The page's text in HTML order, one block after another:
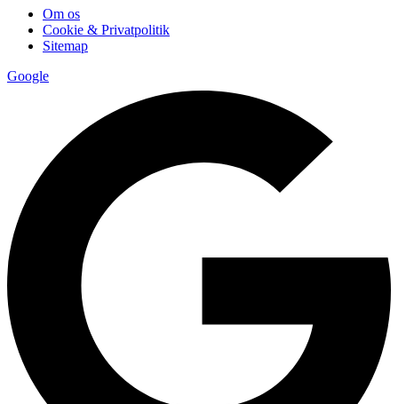
Om os
Cookie & Privatpolitik
Sitemap
Google